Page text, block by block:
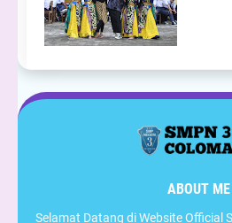
ABOUT ME
Selamat Datang di Website Official